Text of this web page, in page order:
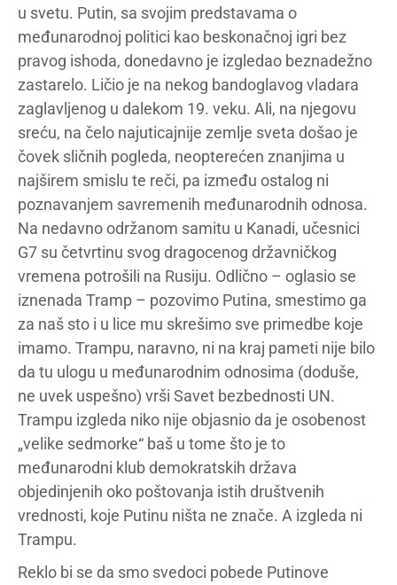
u svetu. Putin, sa svojim predstavama o
međunarodnoj politici kao beskonačnoj igri bez
pravog ishoda, donedavno je izgledao beznadežno
zastarelo. Ličio je na nekog bandoglavog vladara
zaglavljenog u dalekom 19. veku. Ali, na njegovu
sreću, na čelo najuticajnije zemlje sveta došao je
čovek sličnih pogleda, neopterećen znanjima u
najširem smislu te reči, pa između ostalog ni
poznavanjem savremenih međunarodnih odnosa.
Na nedavno održanom samitu u Kanadi, učesnici
G7 su četvrtinu svog dragocenog državničkog
vremena potrošili na Rusiju. Odlično – oglasio se
iznenada Tramp – pozovimo Putina, smestimo ga
za naš sto i u lice mu skrešimo sve primedbe koje
imamo. Trampu, naravno, ni na kraj pameti nije bilo
da tu ulogu u međunarodnim odnosima (doduše,
ne uvek uspešno) vrši Savet bezbednosti UN.
Trampu izgleda niko nije objasnio da je osobenost
„velike sedmorke“ baš u tome što je to
međunarodni klub demokratskih država
objedinjenih oko poštovanja istih društvenih
vrednosti, koje Putinu ništa ne znače. A izgleda ni
Trampu.
Reklo bi se da smo svedoci pobede Putinove